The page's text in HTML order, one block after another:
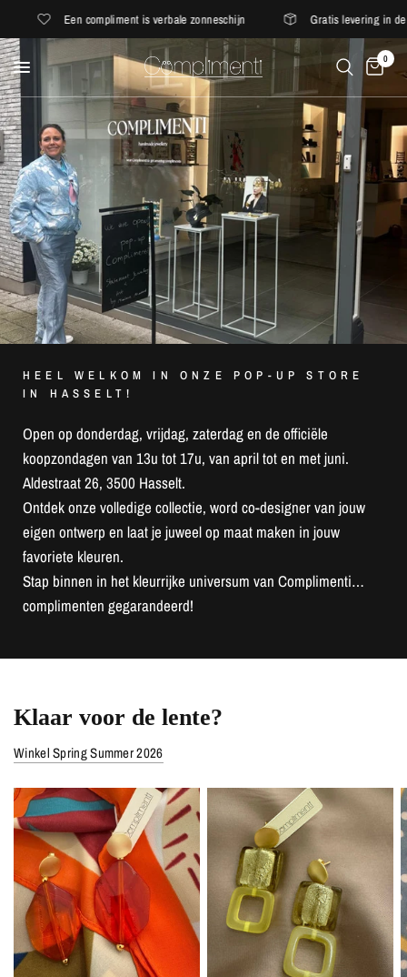
Een compliment is verbale zonneschijn Gratis levering in de
0
HEEL WELKOM IN ONZE POP-UP STORE
IN HASSELT!
Open op donderdag, vrijdag, zaterdag en de officiële
koopzondagen van 13u tot 17u, van april tot en met juni.
Aldestraat 26, 3500 Hasselt.
Ontdek onze volledige collectie, word co-designer van jouw
eigen ontwerp en laat je juweel op maat maken in jouw
favoriete kleuren.
Stap binnen in het kleurrijke universum van Complimenti…
complimenten gegarandeerd!
Klaar voor de lente?
Winkel Spring Summer 2026